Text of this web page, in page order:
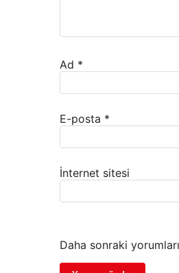
Ad *
E-posta *
İnternet sitesi
Daha sonraki